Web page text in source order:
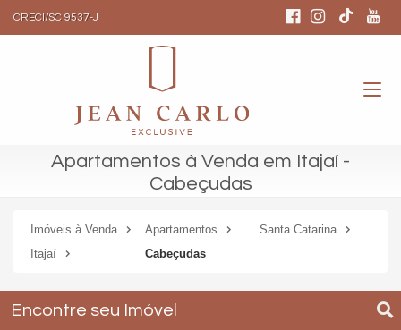
CRECI/SC 9537-J
Apartamentos à Venda em Itajaí -
Cabeçudas
Imóveis à Venda Apartamentos
Santa Catarina
Itajaí
Cabeçudas
Encontre seu Imóvel